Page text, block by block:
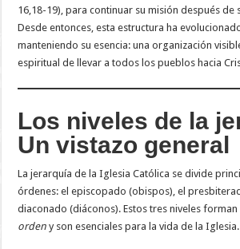
16,18-19), para continuar su misión después de
Desde entonces, esta estructura ha
manteniendo su esencia: una organización
espiritual de llevar a todos los pueblos hacia
Los niveles de la
Un vistazo general
La jerarquía de la Iglesia Católica se divide
órdenes: el episcopado (obispos), el
diaconado (diáconos). Estos tres niveles
orden y son esenciales para la vida de la Iglesia.